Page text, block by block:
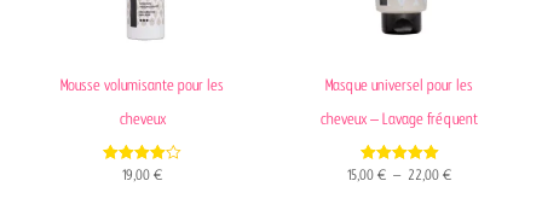
Mousse volumisante pour les
cheveux
4.00
19,00€
Masque universel pour les
cheveux – Lavage fréquent
5.00
15,00€ – 22,00€